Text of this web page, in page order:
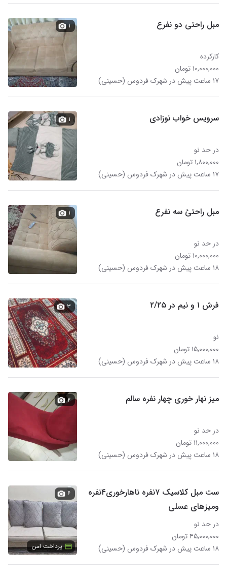
مبل راحتی دو نفرع
کارکرده
۱۰,۰۰۰,۰۰۰ تومان
۱۷ ساعت پیش در شهرک فردوس (حسینی)
۱
سرویس خواب نوزادی
در حد نو
۱,۸۰۰,۰۰۰ تومان
۱۷ ساعت پیش در شهرک فردوس (حسینی)
۱
مبل راحتئ سه نفرع
در حد نو
۱۰,۰۰۰,۰۰۰ تومان
۱۸ ساعت پیش در شهرک فردوس (حسینی)
۱
فرش ۱ و نیم در ۲/۲۵
نو
۱۵,۰۰۰,۰۰۰ تومان
۱۸ ساعت پیش در شهرک فردوس (حسینی)
۳
میز نهار خوری چهار نفره سالم
در حد نو
۱۱,۰۰۰,۰۰۰ تومان
۱۸ ساعت پیش در شهرک فردوس (حسینی)
۲
ست مبل کلاسیک ۷نفره ناهارخوری۴نفره
ومیزهای عسلی
در حد نو
۴۵,۰۰۰,۰۰۰ تومان
۱۸ ساعت پیش در شهرک فردوس (حسینی)
۶
پرداخت امن